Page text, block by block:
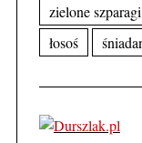
zielone szparagi
łosoś